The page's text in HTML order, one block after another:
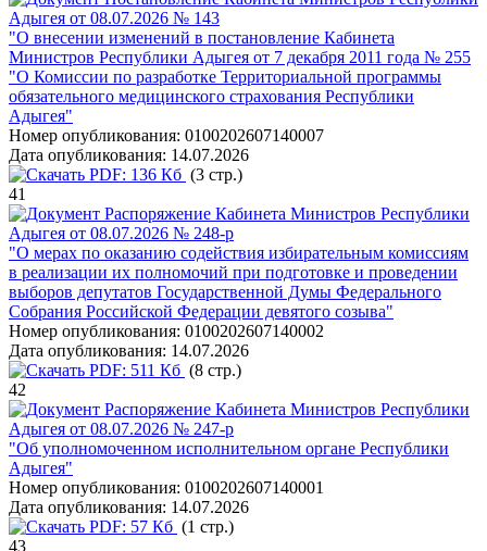
Адыгея от 08.07.2026 № 143
"О внесении изменений в постановление Кабинета
Министров Республики Адыгея от 7 декабря 2011 года № 255
"О Комиссии по разработке Территориальной программы
обязательного медицинского страхования Республики
Адыгея"
Номер опубликования: 0100202607140007
Дата опубликования: 14.07.2026
PDF: 136 Кб (3 стр.)
41
Распоряжение Кабинета Министров Республики
Адыгея от 08.07.2026 № 248-р
"О мерах по оказанию содействия избирательным комиссиям
в реализации их полномочий при подготовке и проведении
выборов депутатов Государственной Думы Федерального
Собрания Российской Федерации девятого созыва"
Номер опубликования: 0100202607140002
Дата опубликования: 14.07.2026
PDF: 511 Кб (8 стр.)
42
Распоряжение Кабинета Министров Республики
Адыгея от 08.07.2026 № 247-р
"Об уполномоченном исполнительном органе Республики
Адыгея"
Номер опубликования: 0100202607140001
Дата опубликования: 14.07.2026
PDF: 57 Кб (1 стр.)
43